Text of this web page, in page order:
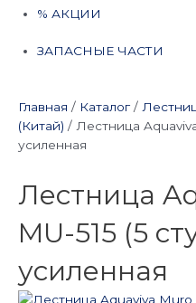
% АКЦИИ
ЗАПАСНЫЕ ЧАСТИ
Главная / Каталог /
(Китай) / Лестница
усиленная
Лестница
MU-515 (5
усиленная